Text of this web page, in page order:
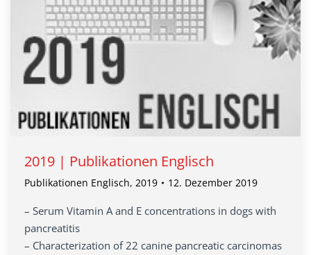
2019 | Publikationen Englisch
Publikationen Englisch, 2019 12. Dezember 2019
– Serum Vitamin A and E concentrations in dogs with
pancreatitis
– Characterization of 22 canine pancreatic carcinomas